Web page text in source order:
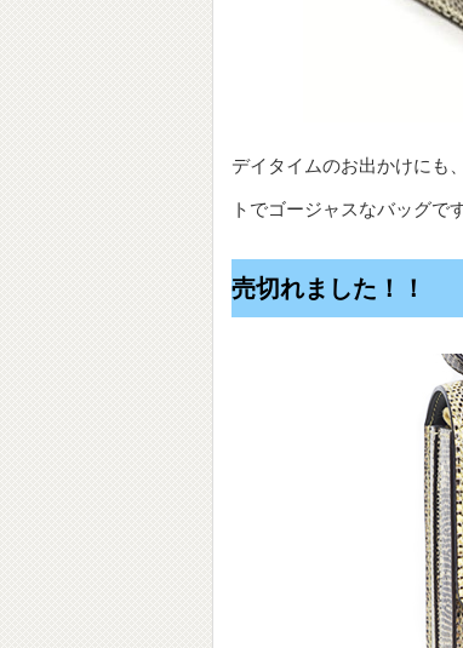
デイタイムのお出かけにも
トでゴージャスなバッグです
売切れました！！